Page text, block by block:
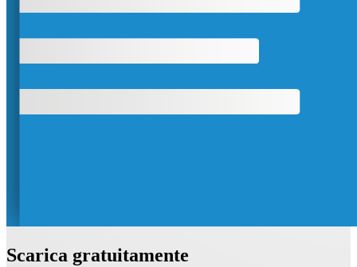
Scarica gratuitamente